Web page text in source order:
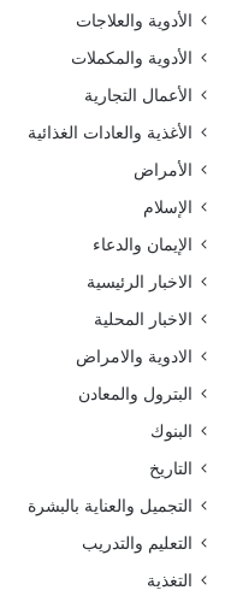
الأدوية والعلاجات
الأدوية والمكملات
الأعمال التجارية
الأغذية والعادات الغذائية
الأمراض
الإسلام
الإيمان والدعاء
الاخبار الرئيسية
الاخبار المحلية
الادوية والامراض
البترول والمعادن
البنوك
التاريخ
التجميل والعناية بالبشرة
التعليم والتدريب
التغذية